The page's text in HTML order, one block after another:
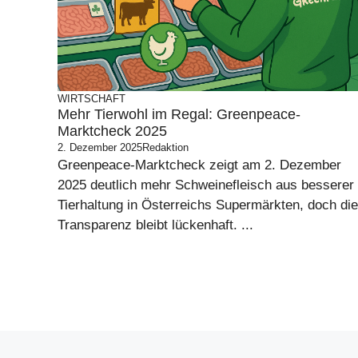
WIRTSCHAFT
Mehr Tierwohl im Regal: Greenpeace-
Marktcheck 2025
2. Dezember 2025Redaktion
Greenpeace-Marktcheck zeigt am 2. Dezember
2025 deutlich mehr Schweinefleisch aus besserer
Tierhaltung in Österreichs Supermärkten, doch die
Transparenz bleibt lückenhaft. ...